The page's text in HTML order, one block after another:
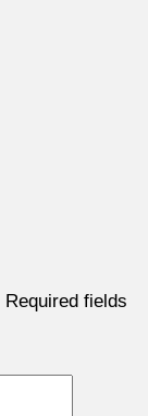
Required fields